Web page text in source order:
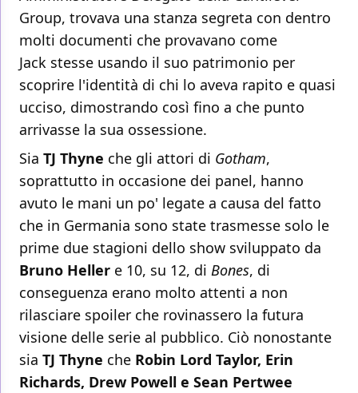
Group, trovava una stanza segreta con dentro
molti documenti che provavano come
Jack stesse usando il suo patrimonio per
scoprire l'identità di chi lo aveva rapito e quasi
ucciso, dimostrando così fino a che punto
arrivasse la sua ossessione.
Sia TJ Thyne che gli attori di Gotham,
soprattutto in occasione dei panel, hanno
avuto le mani un po' legate a causa del fatto
che in Germania sono state trasmesse solo le
prime due stagioni dello show sviluppato da
Bruno Heller e 10, su 12, di Bones, di
conseguenza erano molto attenti a non
rilasciare spoiler che rovinassero la futura
visione delle serie al pubblico. Ciò nonostante
sia TJ Thyne che Robin Lord Taylor, Erin
Richards, Drew Powell e Sean Pertwee